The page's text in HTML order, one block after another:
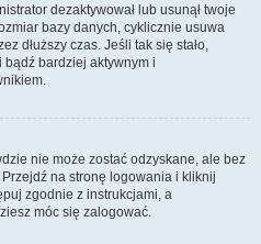
dezaktywował lub usunął twoje
bazy danych, cyklicznie usuwa
dłuższy czas. Jeśli tak się stało,
bardziej aktywnym i
nie może zostać odzyskane, ale bez
na stronę logowania i kliknij
zgodnie z instrukcjami, a
móc się zalogować.